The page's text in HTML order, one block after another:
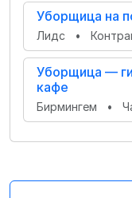
Уборщица на
Лидс •
Уборщица —
кафе
Бирмингем •